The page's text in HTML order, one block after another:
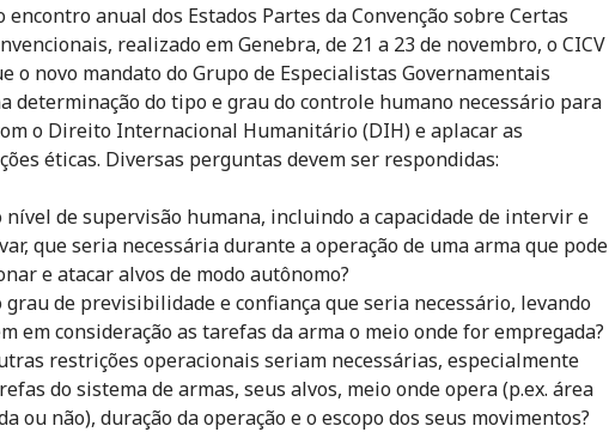
encontro anual dos Estados Partes da Convenção sobre Certas
realizado em Genebra, de 21 a 23 de novembro, o CICV
o novo mandato do Grupo de Especialistas Governamentais
determinação do tipo e grau do controle humano necessário para
o Direito Internacional Humanitário (DIH) e aplacar as
éticas. Diversas perguntas devem ser respondidas:
nível de supervisão humana, incluindo a capacidade de intervir e
que seria necessária durante a operação de uma arma que pode
e atacar alvos de modo autônomo?
grau de previsibilidade e confiança que seria necessário, levando
em consideração as tarefas da arma o meio onde for empregada?
restrições operacionais seriam necessárias, especialmente
do sistema de armas, seus alvos, meio onde opera (p.ex. área
ou não), duração da operação e o escopo dos seus movimentos?